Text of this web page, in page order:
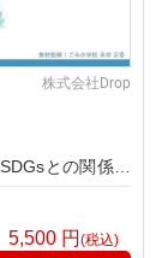
株式会社Drop
との関係に
5,500 円(税込)